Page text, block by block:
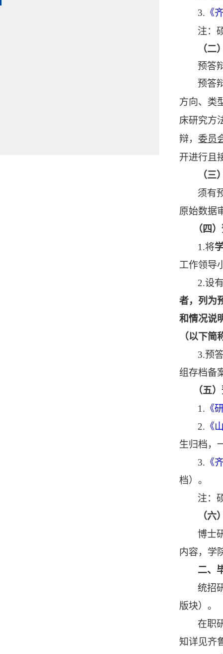
3. 《
注：
（二
预答
预答
方向、类
床研究方
辩， 委员
开进行且
（三
须有
原始数据
（四
1.将
工作领导
2.设
者，列为
和情况说
（以下简
3.预
组存档备
（五
1. 《
2. 《
生归档，
3. 《
档）。
注：
（
博士
内容，学
二、
统招
版块）。
在职
知详见齐